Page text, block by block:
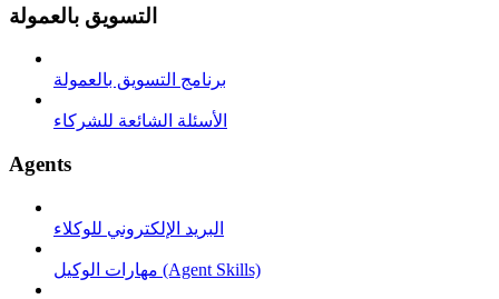
التسويق بالعمولة
برنامج التسويق بالعمولة
الأسئلة الشائعة للشركاء
Agents
البريد الإلكتروني للوكلاء
مهارات الوكيل (Agent Skills)